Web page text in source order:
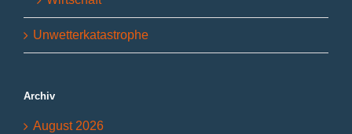
Unwetterkatastrophe
Archiv
August 2026